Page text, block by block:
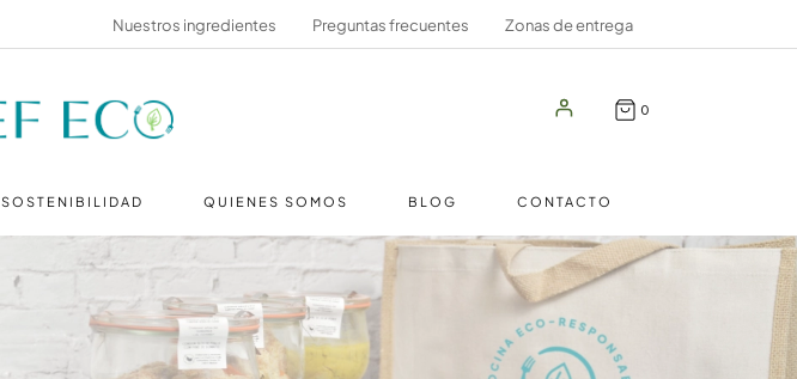
Nuestros ingredientes Preguntas frecuentes Zonas de entrega
0
SOSTENIBILIDAD QUIENES SOMOS BLOG CONTACTO